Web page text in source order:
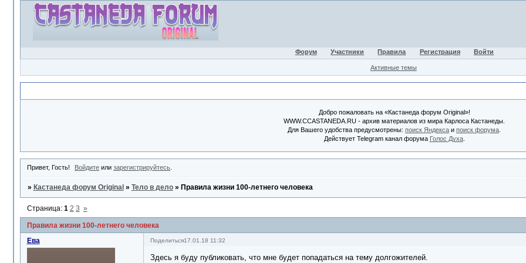
Форум Участники Правила Регистрация Войти
Активные темы
Добро пожаловать на «Кастанеда форум Original»!
WWW.CCASTANEDA.RU - архив материалов из мира Карлоса Кастанеды.
Для Вашего удобства предусмотрены:поиск Яндекса ипоиск форума
Действует Telegram канал форума Голос Духа.
Привет, Гость! Войдите илизарегистрируйтесь
» Кастанеда форум Original » Тело в дело » Правила жизни 100-летнего человека
Правила жизни 100-летнего человека
Страница: 1 2 3 »
Поделиться17.01.18 11:32
Ева
Здесь я буду публиковать, что мне будет попадаться на тему долгожителей.